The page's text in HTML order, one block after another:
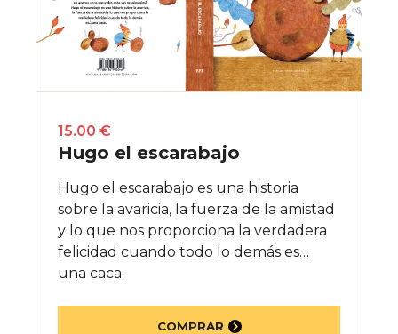
15.00 €
Hugo el escarabajo
Hugo el escarabajo es una historia
sobre la avaricia, la fuerza de la amistad
y lo que nos proporciona la verdadera
felicidad cuando todo lo demás es…
una caca.
COMPRAR